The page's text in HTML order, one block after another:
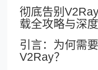
彻底告别
载全攻略与深
引言：为何需
V2Ray？